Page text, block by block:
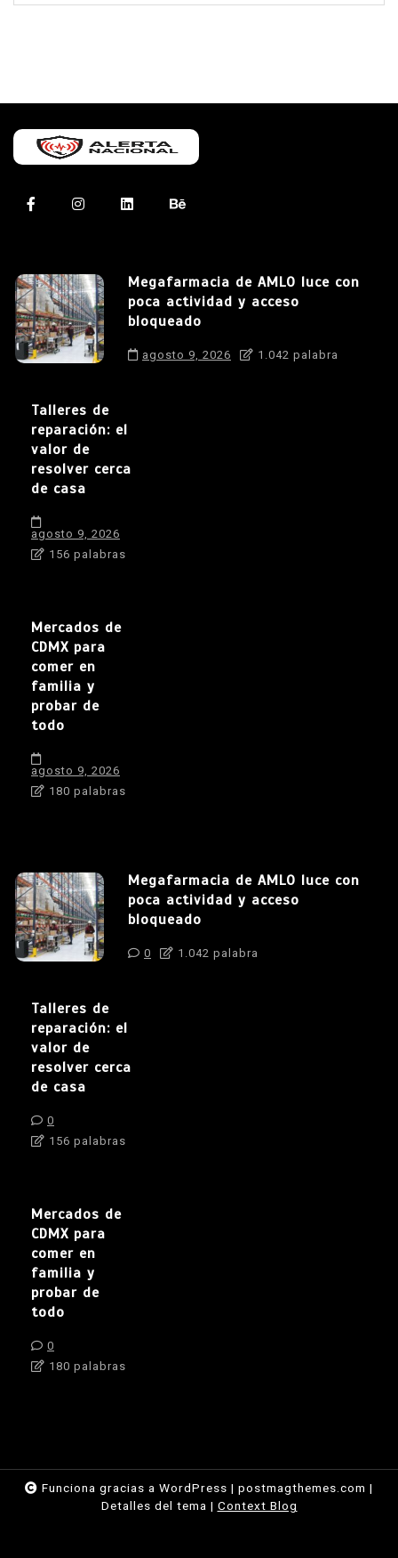
Megafarmacia de AMLO luce con
poca actividad y acceso
bloqueado
agosto 9, 2026 1.042 palabra
Talleres de
reparación: el
valor de
resolver cerca
de casa
agosto 9, 2026
156 palabras
Mercados de
CDMX para
comer en
familia y
probar de
todo
agosto 9, 2026
180 palabras
Megafarmacia de AMLO luce con
poca actividad y acceso
bloqueado
0 1.042 palabra
Talleres de
reparación: el
valor de
resolver cerca
de casa
0
156 palabras
Mercados de
CDMX para
comer en
familia y
probar de
todo
0
180 palabras
Funciona gracias a WordPress | postmagthemes.com |
Detalles del tema | Context Blog